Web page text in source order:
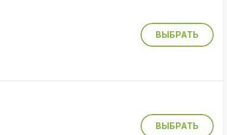
ВЫБРАТЬ
ВЫБРАТЬ